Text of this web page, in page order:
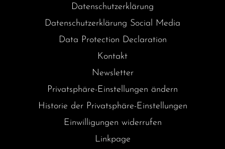
Datenschutzerklärung
Datenschutzerklärung Social Media
Data Protection Declaration
Kontakt
Newsletter
Privatsphäre-Einstellungen ändern
Historie der Privatsphäre-Einstellungen
Einwilligungen widerrufen
Linkpage